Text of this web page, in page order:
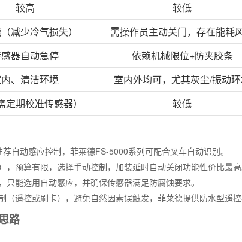
较高
较低
减少冷气损失）
需操作员主动关门，存在能耗
器自动急停
依赖机械限位+防夹胶条
、清洁环境
室内外均可，尤其灰尘/振动
定期校准传感器）
较低
自动感应控制，菲莱德FS-5000系列可配合叉车自动识别。
，预算有限，选择手动控制，加装延时自动关闭功能性价比最高
只能选用自动感应，并确保传感器满足防腐蚀要求。
（遥控或刷卡），避免自然因素误触发，菲莱德提供防水型遥控
路